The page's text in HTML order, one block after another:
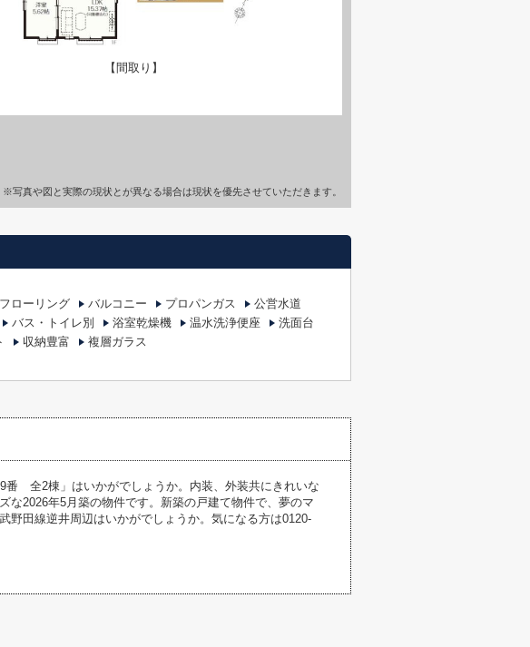
【間取り】
※写真や図と実際の現状とが異なる場合は現状を優先させていただきます。
フローリング バルコニー プロパンガス
公営水道
バス・トイレ別 浴室乾燥機 温水洗浄便座
洗面台
収納豊富 複層ガラス
番 全2棟」はいかがでしょうか。内装、外装共にきれいな
な2026年5月築の物件です。新築の戸建て物件で、夢のマ
野田線逆井周辺はいかがでしょうか。気になる方は0120-